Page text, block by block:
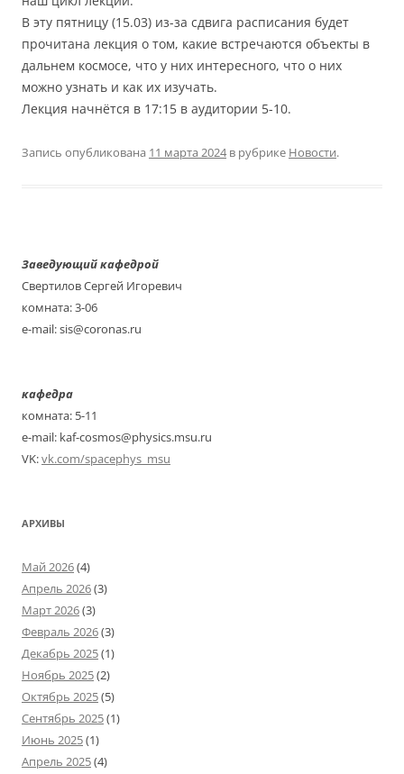
В эту пятницу (15.03) из-за сдвига расписания будет
прочитана лекция о том, какие встречаются объекты в
дальнем космосе, что у них интересного, что о них
можно узнать и как их изучать.
Лекция начнётся в 17:15 в аудитории 5-10.
Запись опубликована 11 марта 2024в рубрике Новости.
Заведующий кафедрой
Свертилов Сергей Игоревич
комната: 3-06
e-mail: sis@coronas.ru
кафедра
комната: 5-11
e-mail: kaf-cosmos@physics.msu.ru
VK:vk.com/spacephys_msu
АРХИВЫ
Май 2026(4)
Апрель 2026(3)
Март 2026(3)
Февраль 2026(3)
Декабрь 2025(1)
Ноябрь 2025(2)
Октябрь 2025(5)
Сентябрь 2025(1)
Июнь 2025(1)
Апрель 2025(4)